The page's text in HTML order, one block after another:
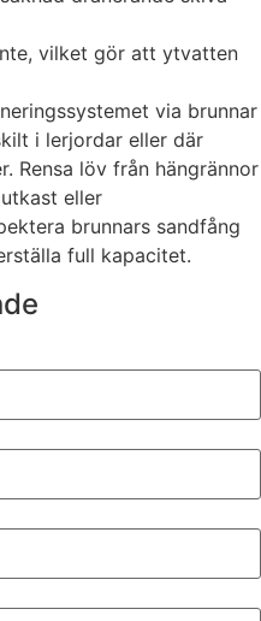
vilket gör att ytvatten
via brunnar
i lerjordar eller där
Rensa löv från hängrännor
eller
brunnars sandfång
full kapacitet.